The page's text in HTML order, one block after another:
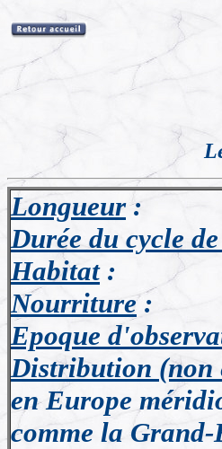
Longueur:
Durée du cycle
Habitat:
Nourriture:
Epoque
Distribution (non
en Europe
comme la